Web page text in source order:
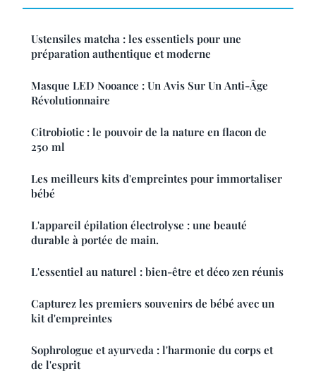
Ustensiles matcha : les essentiels pour une
préparation authentique et moderne
Masque LED Nooance : Un Avis Sur Un Anti-Âge
Révolutionnaire
Citrobiotic : le pouvoir de la nature en flacon de
250 ml
Les meilleurs kits d'empreintes pour immortaliser
bébé
L'appareil épilation électrolyse : une beauté
durable à portée de main.
L'essentiel au naturel : bien-être et déco zen réunis
Capturez les premiers souvenirs de bébé avec un
kit d'empreintes
Sophrologue et ayurveda : l'harmonie du corps et
de l'esprit